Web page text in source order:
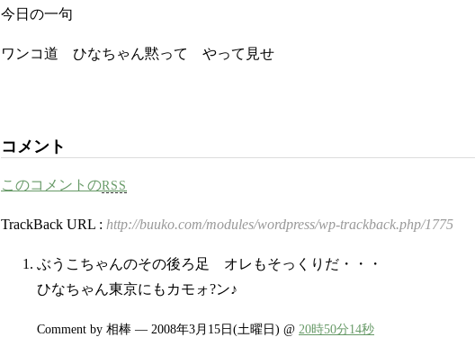
今日の一句
ワンコ道 ひなちゃん黙って やって見せ
コメント
このコメントのRSS
TrackBack URL : http://buuko.com/modules/wordpress/wp-trackback.php/1775
ぶうこちゃんのその後ろ足 オレもそっくりだ・・・
ひなちゃん東京にもカモォ?ン♪
Comment by 相棒 — 2008年3月15日(土曜日) @ 20時50分14秒